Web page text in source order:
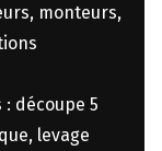
monteurs,
découpe 5
levage